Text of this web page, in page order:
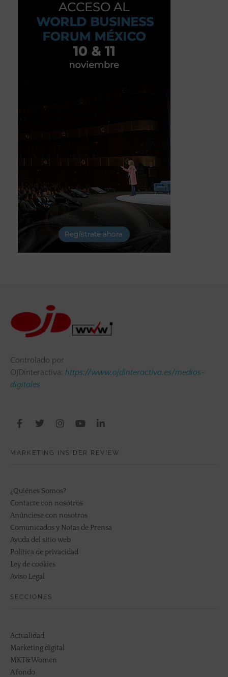
Controlado por
OJDinteractiva: https://www.ojdinteractiva.es/medios-
digitales
MARKETING INSIDER REVIEW
¿Quiénes Somos?
Contacte con nosotros
Anúnciese con nosotros
Comunicados y Notas de Prensa
Ayuda del sitio web
Política de privacidad
Ley de cookies
Aviso Legal
SECCIONES
Actualidad
Marketing digital
MKT&Women
A fondo